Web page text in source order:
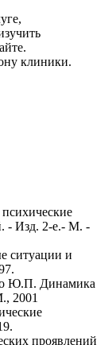
клиники.
- Изд. 2-е.- М. -
ситуации и
Ю.П. Динамика
2001
проявлений